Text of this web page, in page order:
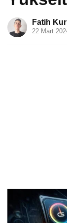
Fatih
22 Mart